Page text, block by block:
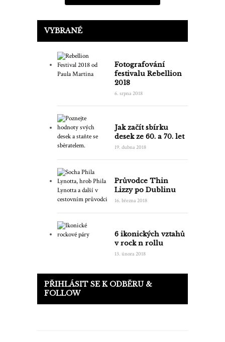
VYBRANÉ
Fotografování
festivalu Rebellion
2018
6. srpna 2018
Jak začít sbírku
desek ze 60. a 70. let
19. dubna 2018
Průvodce Thin
Lizzy po Dublinu
16. března 2018
6 ikonických vztahů
v rock n rollu
13. února 2018
PŘIHLÁSIT SE K ODBĚRU &
FOLLOW